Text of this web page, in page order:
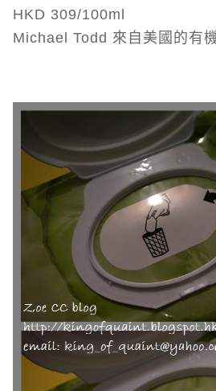
HKD 309/100ml
Michael Todd 來自美國的有